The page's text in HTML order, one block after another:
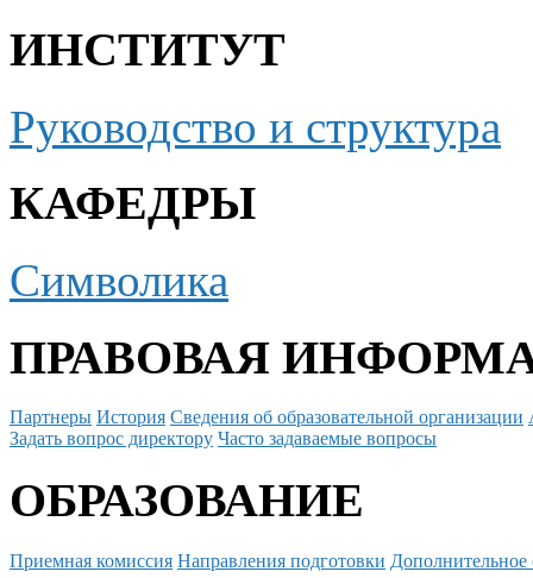
ИНСТИТУТ
Руководство и структура
КАФЕДРЫ
Символика
ПРАВОВАЯ
Партнеры История Сведения об образовательной организации
Задать вопрос директору Часто задаваемые вопросы
ОБРАЗОВАНИЕ
Приемная комиссия Направления подготовки Дополнительное